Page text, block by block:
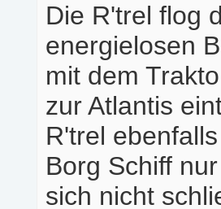
Die R'trel flog
energielosen
mit dem
zur Atlantis
R'trel
Borg Schiff
sich nicht